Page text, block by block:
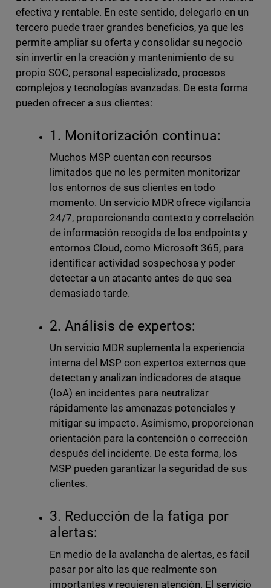
efectiva y rentable. En este sentido, delegarlo en un
tercero puede traer grandes beneficios, ya que les
permite ampliar su oferta y consolidar su negocio
sin invertir en la creación y mantenimiento de su
propio SOC, personal especializado, procesos
complejos y tecnologías avanzadas. De esta forma
pueden ofrecer a sus clientes:
1. Monitorización continua:
Muchos MSP cuentan con recursos
limitados que no les permiten monitorizar
los entornos de sus clientes en todo
momento. Un servicio MDR ofrece vigilancia
24/7, proporcionando contexto y correlación
de información recogida de los endpoints y
entornos Cloud, como Microsoft 365, para
identificar actividad sospechosa y poder
detectar a un atacante antes de que sea
demasiado tarde.
2. Análisis de expertos:
Un servicio MDR suplementa la experiencia
interna del MSP con expertos externos que
detectan y analizan indicadores de ataque
(IoA) en incidentes para neutralizar
rápidamente las amenazas potenciales y
mitigar su impacto. Asimismo, proporcionan
orientación para la contención o corrección
después del incidente. De esta forma, los
MSP pueden garantizar la seguridad de sus
clientes.
3. Reducción de la fatiga por
alertas:
En medio de la avalancha de alertas, es fácil
pasar por alto las que realmente son
importantes y requieren atención. El servicio